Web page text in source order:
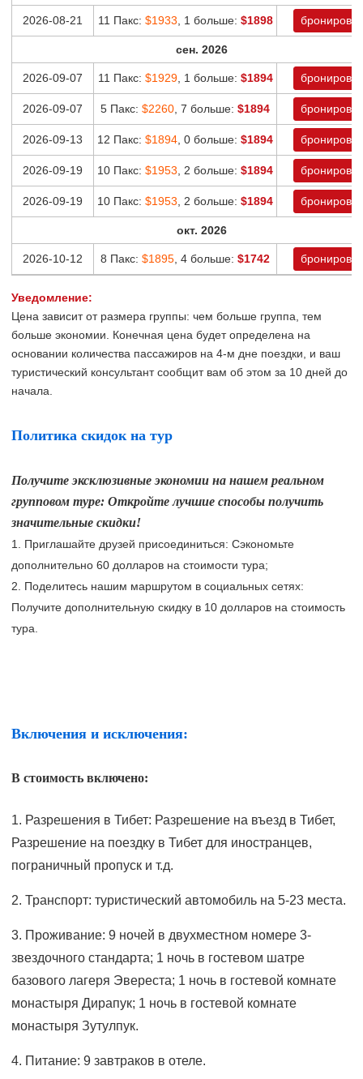
2026-08-21 11 Пакс: $1933, 1 больше: $1898
сен. 2026
2026-09-07 11 Пакс: $1929, 1 больше: $1894
2026-09-07 5 Пакс: $2260, 7 больше: $1894
2026-09-13 12 Пакс: $1894, 0 больше: $1894
2026-09-19 10 Пакс: $1953, 2 больше: $1894
2026-09-19 10 Пакс: $1953, 2 больше: $1894
окт. 2026
2026-10-12 8 Пакс: $1895, 4 больше: $1742
Уведомление:
Цена зависит от размера группы: чем больше группа, тем
больше экономии. Конечная цена будет определена на
основании количества пассажиров на 4-м дне поездки, и ваш
туристический консультант сообщит вам об этом за 10 дней до
начала.
Политика скидок на тур
Получите эксклюзивные экономии на нашем реальном
групповом туре: Откройте лучшие способы получить
значительные скидки!
1. Приглашайте друзей присоединиться: Сэкономьте
дополнительно 60 долларов на стоимости тура;
2. Поделитесь нашим маршрутом в социальных сетях:
Получите дополнительную скидку в 10 долларов на стоимость
тура.
Включения и исключения:
В стоимость включено:
1. Разрешения в Тибет: Разрешение на въезд в Тибет,
Разрешение на поездку в Тибет для иностранцев,
пограничный пропуск и т.д.
2. Транспорт: туристический автомобиль на 5-23 места.
3. Проживание: 9 ночей в двухместном номере 3-
звездочного стандарта; 1 ночь в гостевом шатре
базового лагеря Эвереста; 1 ночь в гостевой комнате
монастыря Дирапук; 1 ночь в гостевой комнате
монастыря Зутулпук.
4. Питание: 9 завтраков в отеле.